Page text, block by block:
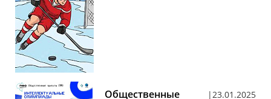
Общественные
23.01.2025